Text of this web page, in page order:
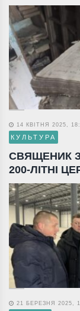
14 КВІТНЯ 2025,
КУЛЬТУРА
СВЯЩЕНИК
200-ЛІТНІ
21 БЕРЕЗНЯ 2025,